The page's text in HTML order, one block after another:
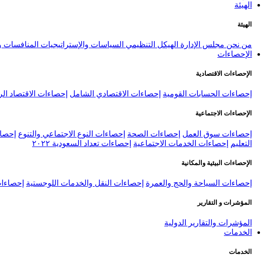
الهيئة
الهيئة
من نحن مجلس الإدارة الهيكل التنظيمي السياسات والإستراتيجيات المنافسات
الإحصاءات
الإحصاءات الاقتصادية
إحصاءات الحسابات القومية إحصاءات الاقتصادي الشامل إحصاءات الاقتصاد
الإحصاءات الاجتماعية
إحصاءات سوق العمل إحصاءات الصحة إحصاءات النوع الاجتماعي والتنوع
التعليم
إحصاءات الخدمات الاجتماعية إحصاءات تعداد السعودية ٢٠٢٢
الإحصاءات البيئية والمكانية
إحصاءات السياحة والحج والعمرة إحصاءات النقل والخدمات اللوجستية
المؤشرات و التقارير
المؤشرات والتقارير الدولية
الخدمات
الخدمات